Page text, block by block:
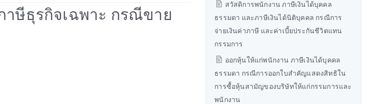
สวัสดิการพนักงาน ภาษีเงินได้บุคคล
ธรรมดา และภาษีเงินได้นิติบุคคล กรณีการ
จ่ายเงินค่าภาษี และค่าเบี้ยประกันชีวิตแทน
กรรมการ
ออกหุ้นให้แก่พนักงาน ภาษีเงินได้บุคคล
ธรรมดา กรณีการออกใบสำคัญแสดงสิทธิใน
การซื้อหุ้นสามัญของบริษัทให้แก่กรรมการและ
พนักงาน
าษีธุรกิจเฉพาะ กรณีขาย